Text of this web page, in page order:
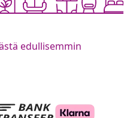
edullisemmin